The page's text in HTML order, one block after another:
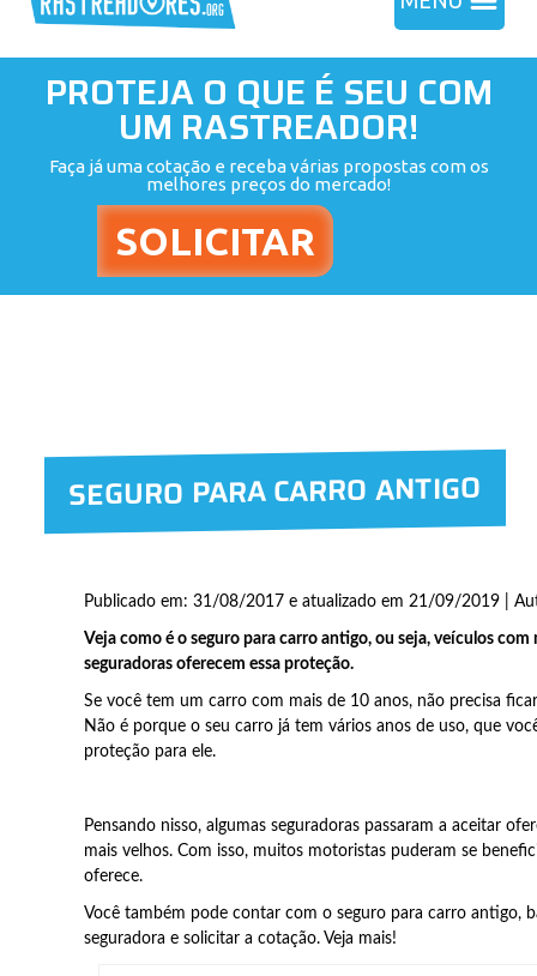
PROTEJA O QUE É SEU COM
UM RASTREADOR!
Faça já uma cotação e receba várias propostas com os
melhores preços do mercado!
SEGURO PARA CARRO ANTIGO
Publicado em: 31/08/2017 e atualizado em 21/09/2019 |
Veja como é o seguro para carro antigo, ou seja, veículos com
seguradoras oferecem essa proteção.
Se você tem um carro com mais de 10 anos, não precisa
Não é porque o seu carro já tem vários anos de uso, que
proteção para ele.
Pensando nisso, algumas seguradoras passaram a aceitar
mais velhos. Com isso, muitos motoristas puderam se
oferece.
Você também pode contar com o seguro para carro antigo,
seguradora e solicitar a cotação. Veja mais!